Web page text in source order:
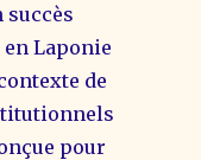
succès
Laponie
de
pour